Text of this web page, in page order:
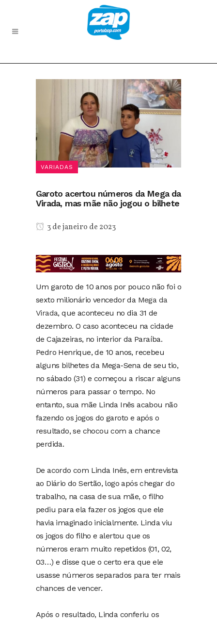
VARIADAS
Garoto acertou números da Mega da
Virada, mas mãe não jogou o bilhete
3 de janeiro de 2023
Um garoto de 10 anos por pouco não foi o
sexto milionário vencedor da Mega da
Virada, que aconteceu no dia 31 de
dezembro. O caso aconteceu na cidade
de Cajazeiras, no interior da Paraíba.
Pedro Henrique, de 10 anos, recebeu
alguns bilhetes da Mega-Sena de seu tio,
no sábado (31) e começou a riscar alguns
números para passar o tempo. No
entanto, sua mãe Linda Inês acabou não
fazendo os jogos do garoto e após o
resultado, se chocou com a chance
perdida.
De acordo com Linda Inês, em entrevista
ao Diário do Sertão, logo após chegar do
trabalho, na casa de sua mãe, o filho
pediu para ela fazer os jogos que ele
havia imaginado inicialmente. Linda viu
os jogos do filho e alertou que os
números eram muito repetidos (01, 02,
03…) e disse que o certo era que ele
usasse números separados para ter mais
chances de vencer.
Após o resultado, Linda conferiu os